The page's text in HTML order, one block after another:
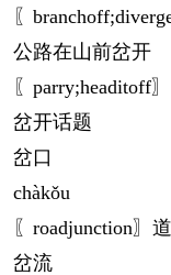
〖
公路在山前岔开
〖parry;headitoff
岔开话题
岔口
chàkǒu
〖roadjunction〗
岔流